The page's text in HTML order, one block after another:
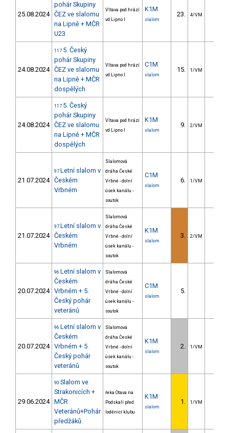
25.08.2024
pohár Skupiny
ČEZ ve slalomu
na Lipně + MČR
U23
Vltava pod hrází
vd Lipno I
K1M
slalom
23. 4/VM
24.08.2024
117 5. Český
pohár Skupiny
ČEZ ve slalomu
na Lipně + MČR
dospělých
Vltava pod hrází
vd Lipno I
C1M
slalom
15. 1/VM
24.08.2024
117 5. Český
pohár Skupiny
ČEZ ve slalomu
na Lipně + MČR
dospělých
Vltava pod hrází
vd Lipno I
K1M
slalom
9. 2/VM
21.07.2024
97 Letní slalom v
Českém
Vrbném
Slalomová
dráha České
Vrbné - dolní
úsek kanálu -
soutok
C1M
slalom
6. 1/VM
21.07.2024
97 Letní slalom v
Českém
Vrbném
Slalomová
dráha České
Vrbné - dolní
úsek kanálu -
soutok
K1M
slalom
3. 2/VM
20.07.2024
96 Letní slalom v
Českém
Vrbném + 5.
Český pohár
veteránů
Slalomová
dráha České
Vrbné - dolní
úsek kanálu -
soutok
C1M
slalom
5.
20.07.2024
96 Letní slalom v
Českém
Vrbném + 5.
Český pohár
veteránů
Slalomová
dráha České
Vrbné - dolní
úsek kanálu -
soutok
K1M
slalom
2. 1/VM
29.06.2024
90 Slalom ve
Strakonicích +
MČR
Veteránů+Pohár
předžáků
řeka Otava na
Podskalí před
loděnicí klubu
K1M
slalom
1. 1/VM